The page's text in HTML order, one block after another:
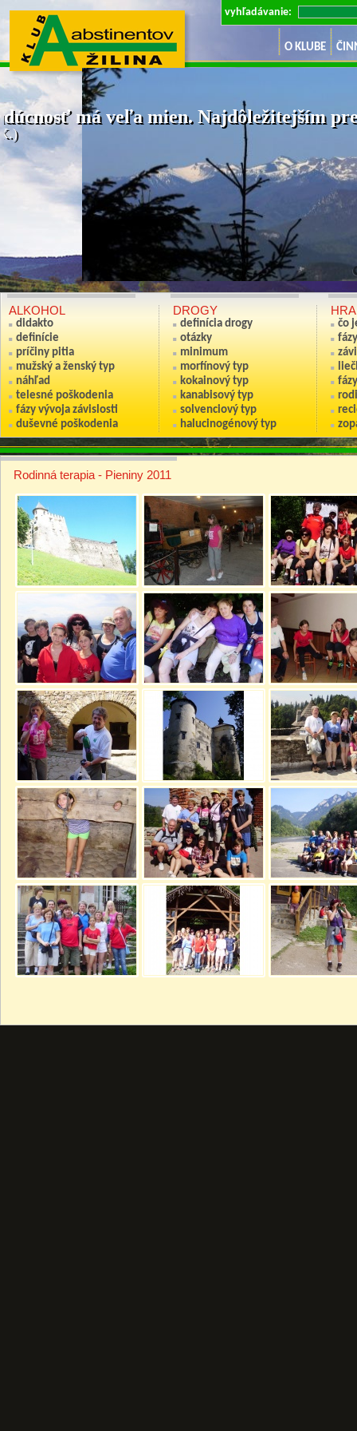
vyhľadávanie:
má veľa mien. Najdôležitejším
Ak nie si
(Anton
O KLUBE
ALKOHOL
didakto
definície
príčiny pitia
mužský a ženský typ
náhľad
telesné poškodenia
fázy vývoja závislosti
duševné poškodenia
DROGY
definícia drogy
otázky
minimum
morfínový typ
kokainový typ
kanabisový typ
solvenciový typ
halucinogénový typ
HRA
čo
Rodinná terapia - Pieniny 2011